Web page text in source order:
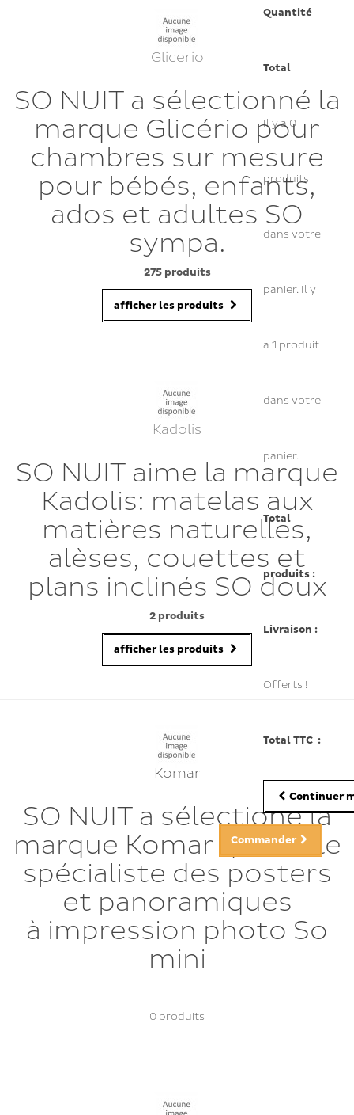
Quantité
Total
Il y a 0
produits
dans votre
panier. Il y
a 1 produit
dans votre
panier.
Total
produits :
Livraison :
Offerts !
Total TTC :
Continuer
Commander
Glicerio
SO NUIT a sélectionné la
marque Glicério pour
chambres sur mesure
pour bébés, enfants,
ados et adultes SO
sympa.
275 produits
afficher les produits
Kadolis
SO NUIT aime la marque
Kadolis: matelas aux
matières naturelles,
alèses, couettes et
plans inclinés SO doux
2 produits
afficher les produits
Komar
SO NUIT a sélectioné la
marque Komar qui est le
spécialiste des posters
et panoramiques
à impression photo So
mini
0 produits